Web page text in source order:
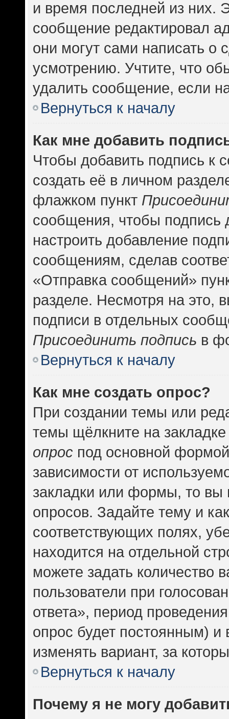
и время последней из них.
сообщение редактировал
они могут сами написать о
усмотрению. Учтите, что
удалить сообщение, если
Вернуться к началу
Как мне добавить
Чтобы добавить подпись
создать её в личном
флажком пункт
сообщения, чтобы подпись
настроить добавление
сообщениям, сделав
«Отправка сообщений»
разделе. Несмотря на это,
подписи в отдельных
Присоединить подпись в
Вернуться к началу
Как мне создать опрос?
При создании темы или
темы щёлкните на
опрос под основной
зависимости от
закладки или формы, то вы
опросов. Задайте тему и
соответствующих полях,
находится на отдельной
можете задать количество
пользователи при
ответа», период
опрос будет постоянным) и
изменять вариант, за
Вернуться к началу
Почему я не могу